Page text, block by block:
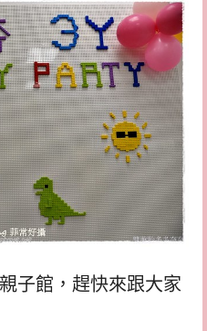
子館，趕快來跟大家